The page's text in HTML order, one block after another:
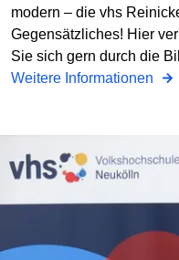
modern – die vhs
Gegensätzliches! Hier
Sie sich gern durch die
Weitere Informationen